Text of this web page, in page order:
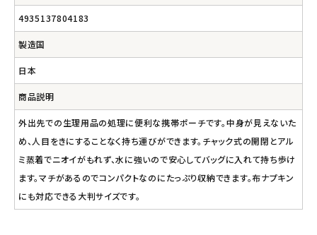
4935137804183
製造国
日本
商品説明
外出先での生理用品の処理に便利な携帯ポーチです。中身が見えないた
め、人目をきにすることなく持ち運びができます。チャック式の開閉とアル
ミ蒸着でニオイがもれず、水に強いので安心してバッグに入れて持ち歩け
ます。マチがあるのでコンパクトなのにたっぷり収納できます。布ナプキン
にも対応できる大判サイズです。